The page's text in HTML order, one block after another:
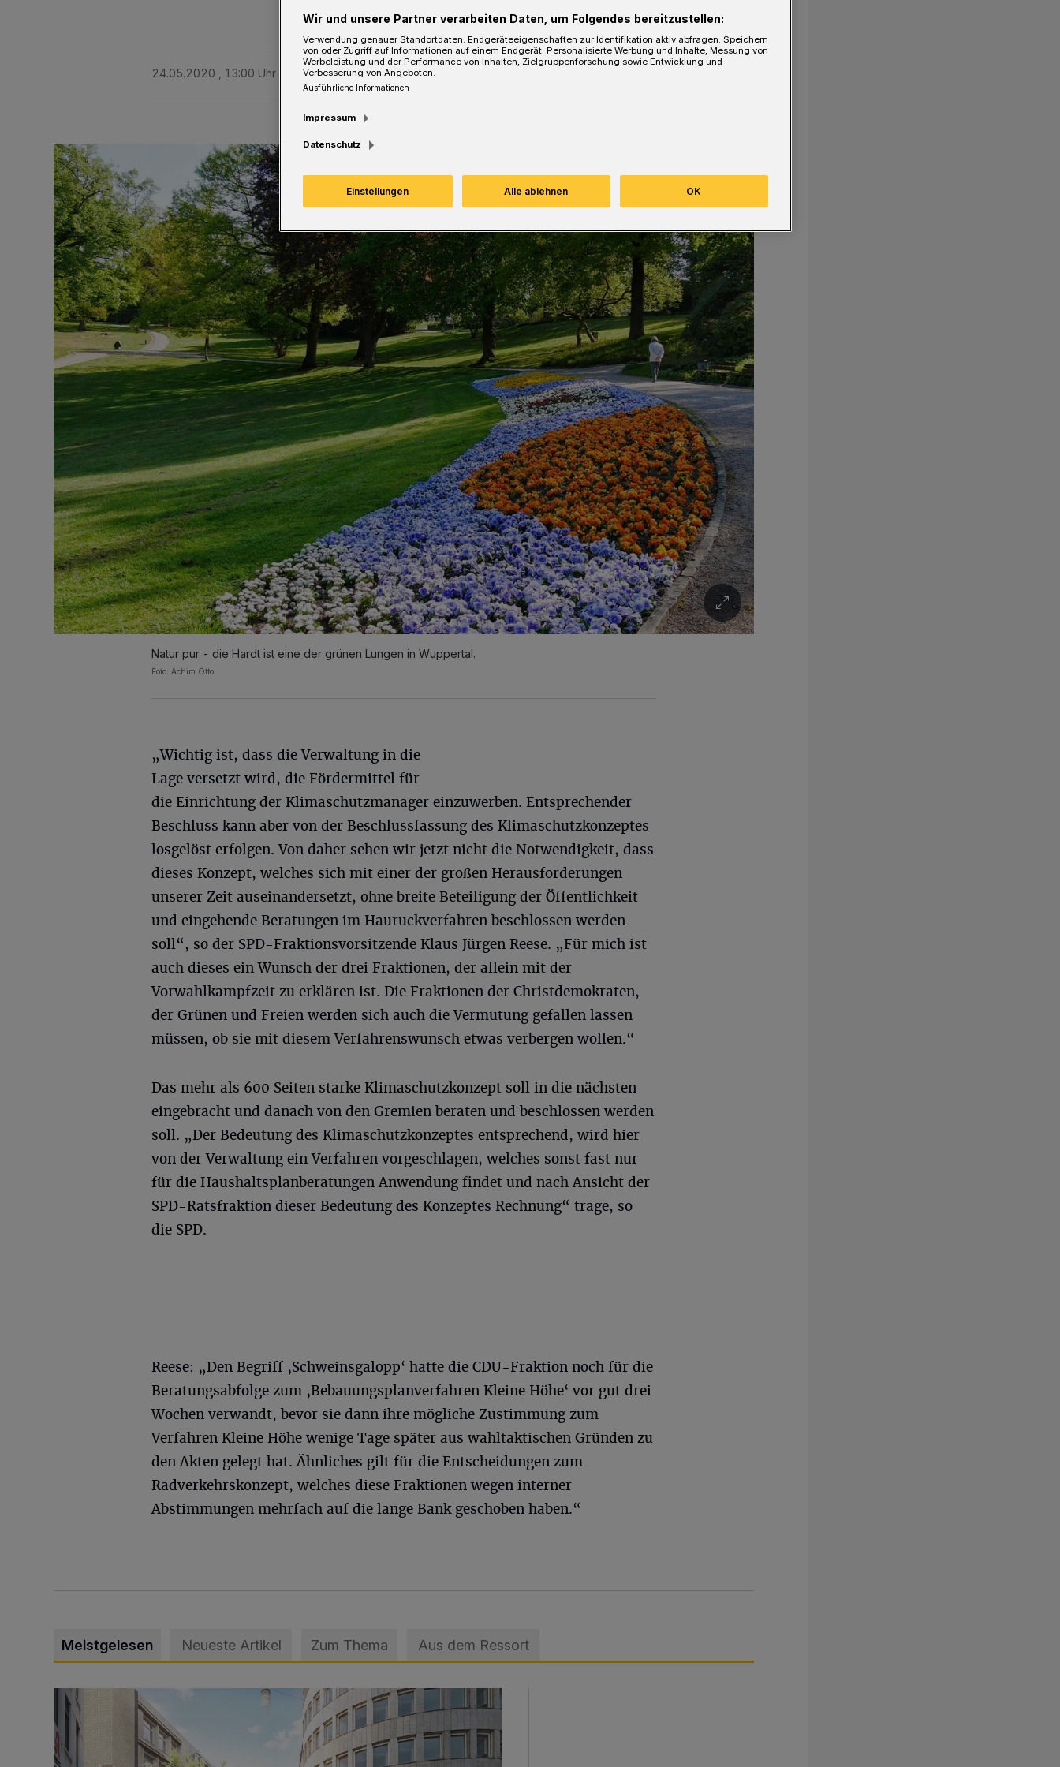
24.05.2020 , 13:00 Uhr Eine Minute Lesezeit
Natur pur - die Hardt ist eine der grünen Lungen in Wuppertal.
Foto: Achim Otto
„Wichtig ist, dass die Verwaltung in die
Lage versetzt wird, die Fördermittel für
die Einrichtung der Klimaschutzmanager einzuwerben. Entsprechender
Beschluss kann aber von der Beschlussfassung des Klimaschutzkonzeptes
losgelöst erfolgen. Von daher sehen wir jetzt nicht die Notwendigkeit, dass
dieses Konzept, welches sich mit einer der großen Herausforderungen
unserer Zeit auseinandersetzt, ohne breite Beteiligung der Öffentlichkeit
und eingehende Beratungen im Hauruckverfahren beschlossen werden
soll“, so der SPD-Fraktionsvorsitzende Klaus Jürgen Reese. „Für mich ist
auch dieses ein Wunsch der drei Fraktionen, der allein mit der
Vorwahlkampfzeit zu erklären ist. Die Fraktionen der Christdemokraten,
der Grünen und Freien werden sich auch die Vermutung gefallen lassen
müssen, ob sie mit diesem Verfahrenswunsch etwas verbergen wollen.“
Das mehr als 600 Seiten starke Klimaschutzkonzept soll in die nächsten
eingebracht und danach von den Gremien beraten und beschlossen werden
soll. „Der Bedeutung des Klimaschutzkonzeptes entsprechend, wird hier
von der Verwaltung ein Verfahren vorgeschlagen, welches sonst fast nur
für die Haushaltsplanberatungen Anwendung findet und nach Ansicht der
SPD-Ratsfraktion dieser Bedeutung des Konzeptes Rechnung“ trage, so
die SPD.
Reese: „Den Begriff ‚Schweinsgalopp‘ hatte die CDU-Fraktion noch für die
Beratungsabfolge zum ‚Bebauungsplanverfahren Kleine Höhe‘ vor gut drei
Wochen verwandt, bevor sie dann ihre mögliche Zustimmung zum
Verfahren Kleine Höhe wenige Tage später aus wahltaktischen Gründen zu
den Akten gelegt hat. Ähnliches gilt für die Entscheidungen zum
Radverkehrskonzept, welches diese Fraktionen wegen interner
Abstimmungen mehrfach auf die lange Bank geschoben haben.“
Meistgelesen Neueste Artikel Zum Thema Aus dem Ressort
Ein neuer Brunnen für die Alte Freiheit
Wir und unsere Partner verarbeiten Daten, um Folgendes bereitzustellen:
Verwendung genauer Standortdaten. Endgeräteeigenschaften zur Identifikation aktiv abfragen. Speichern
von oder Zugriff auf Informationen auf einem Endgerät. Personalisierte Werbung und Inhalte, Messung von
Werbeleistung und der Performance von Inhalten, Zielgruppenforschung sowie Entwicklung und
Verbesserung von Angeboten.
Ausführliche Informationen
Impressum
Datenschutz
Einstellungen Alle ablehnen OK